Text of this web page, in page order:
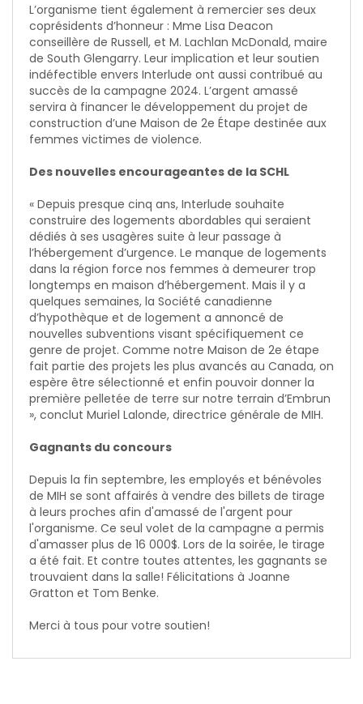
L’organisme tient également à remercier ses deux
coprésidents d’honneur : Mme Lisa Deacon
conseillère de Russell, et M. Lachlan McDonald, maire
de South Glengarry. Leur implication et leur soutien
indéfectible envers Interlude ont aussi contribué au
succès de la campagne 2024. L’argent amassé
servira à financer le développement du projet de
construction d’une Maison de 2e Étape destinée aux
femmes victimes de violence.
Des nouvelles encourageantes de la SCHL
« Depuis presque cinq ans, Interlude souhaite
construire des logements abordables qui seraient
dédiés à ses usagères suite à leur passage à
l’hébergement d’urgence. Le manque de logements
dans la région force nos femmes à demeurer trop
longtemps en maison d’hébergement. Mais il y a
quelques semaines, la Société canadienne
d’hypothèque et de logement a annoncé de
nouvelles subventions visant spécifiquement ce
genre de projet. Comme notre Maison de 2e étape
fait partie des projets les plus avancés au Canada, on
espère être sélectionné et enfin pouvoir donner la
première pelletée de terre sur notre terrain d’Embrun
», conclut Muriel Lalonde, directrice générale de MIH.
Gagnants du concours
Depuis la fin septembre, les employés et bénévoles
de MIH se sont affairés à vendre des billets de tirage
à leurs proches afin d'amassé de l'argent pour
l'organisme. Ce seul volet de la campagne a permis
d'amasser plus de 16 000$. Lors de la soirée, le tirage
a été fait. Et contre toutes attentes, les gagnants se
trouvaient dans la salle! Félicitations à Joanne
Gratton et Tom Benke.
Merci à tous pour votre soutien!